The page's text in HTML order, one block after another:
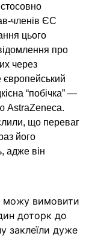
членів ЄС
цього
про
через
“побічка” —
AstraZeneca.
що переваг
його
адже він
можу вимовити
доторк до
заклеїли дуже